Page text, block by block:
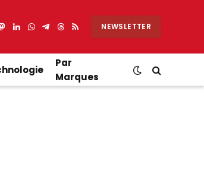
Mastodon
LinkedIn
WhatsApp
Partager
Telegram
Threads
RSS NEWSLETTER
Par
Marques